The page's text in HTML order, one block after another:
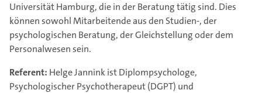
Universität Hamburg, die in der Beratung tätig sind. Dies
können sowohl Mitarbeitende aus den Studien-, der
psychologischen Beratung, der Gleichstellung oder dem
Personalwesen sein.
Referent: Helge Jannink ist Diplompsychologe,
Psychologischer Psychotherapeut (DGPT) und